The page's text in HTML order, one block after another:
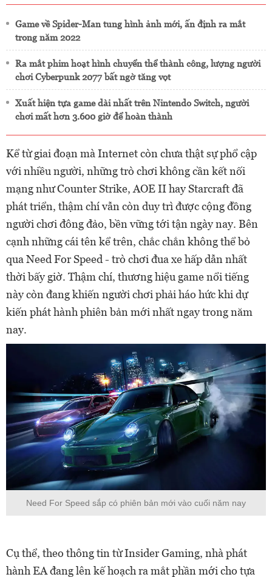
Game về Spider-Man tung hình ảnh mới, ấn định ra mắt
trong năm 2022
Ra mắt phim hoạt hình chuyển thể thành công, lượng người
chơi Cyberpunk 2077 bất ngờ tăng vọt
Xuất hiện tựa game dài nhất trên Nintendo Switch, người
chơi mất hơn 3.600 giờ để hoàn thành
Kể từ giai đoạn mà Internet còn chưa thật sự phổ cập
với nhiều người, những trò chơi không cần kết nối
mạng như Counter Strike, AOE II hay Starcraft đã
phát triển, thậm chí vẫn còn duy trì được cộng đồng
người chơi đông đảo, bền vững tới tận ngày nay. Bên
cạnh những cái tên kể trên, chắc chắn không thể bỏ
qua Need For Speed - trò chơi đua xe hấp dẫn nhất
thời bấy giờ. Thậm chí, thương hiệu game nổi tiếng
này còn đang khiến người chơi phải háo hức khi dự
kiến phát hành phiên bản mới nhất ngay trong năm
nay.
Need For Speed sắp có phiên bản mới vào cuối năm nay
Cụ thể, theo thông tin từ Insider Gaming, nhà phát
hành EA đang lên kế hoạch ra mắt phần mới cho tựa